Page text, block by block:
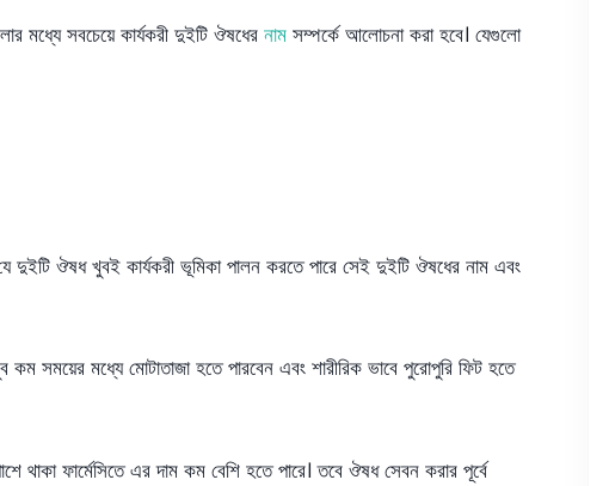
সবচেয়ে কার্যকরী দুইটি ঔষধের নাম সম্পর্কে আলোচনা করা হবে। যেগুলো
দুইটি ঔষধ খুবই কার্যকরী ভূমিকা পালন করতে পারে সেই দুইটি ঔষধের নাম এবং
সময়ের মধ্যে মোটাতাজা হতে পারবেন এবং শারীরিক ভাবে পুরোপুরি ফিট হতে
ফার্মেসিতে এর দাম কম বেশি হতে পারে। তবে ঔষধ সেবন করার পূর্বে